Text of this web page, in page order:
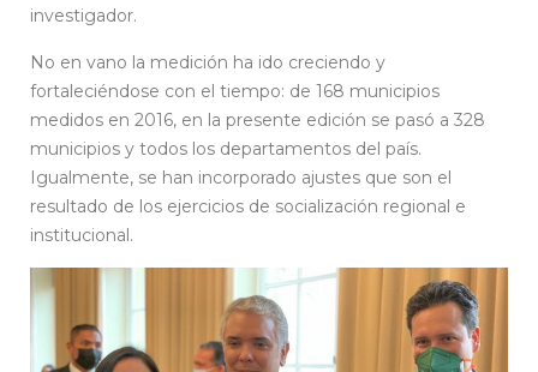
investigador.
No en vano la medición ha ido creciendo y
fortaleciéndose con el tiempo: de 168 municipios
medidos en 2016, en la presente edición se pasó a 328
municipios y todos los departamentos del país.
Igualmente, se han incorporado ajustes que son el
resultado de los ejercicios de socialización regional e
institucional.